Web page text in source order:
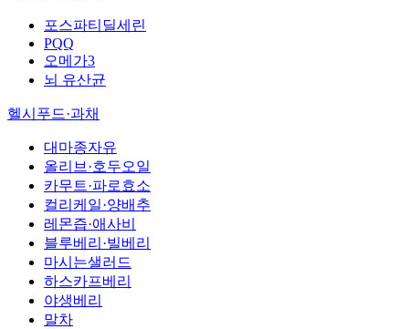
포스파티딜세린
PQQ
오메가3
뇌 유산균
헬시푸드·과채
대마종자유
올리브·호두오일
카무트·파로효소
컬리케일·양배추
레몬즙·애사비
블루베리·빌베리
마시는샐러드
하스카프베리
야생베리
말차